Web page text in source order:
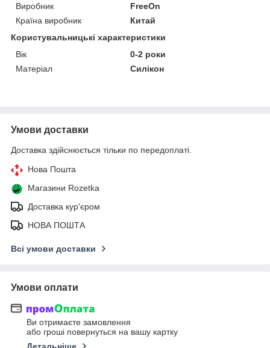
Виробник
FreeOn
Країна виробник
Китай
Користувальницькі характеристики
Вік
0-2 роки
Матеріал
Силікон
Умови доставки
Доставка здійснюється тільки по передоплаті.
Нова Пошта
Магазини Rozetka
Доставка кур'єром
НОВА ПОШТА
Всі умови доставки
Умови оплати
Ви отримаєте замовлення
або гроші повернуться на вашу картку